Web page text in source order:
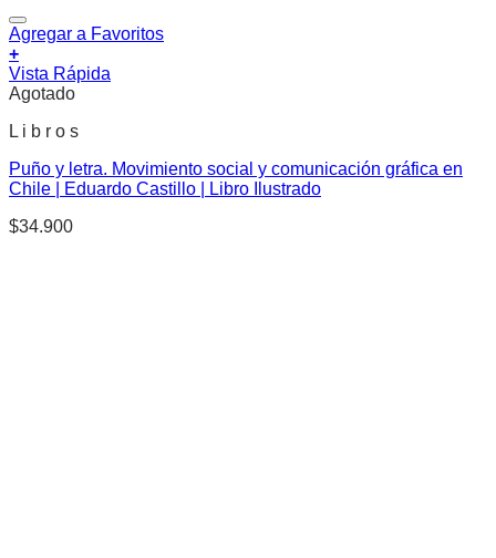
Agregar a Favoritos
+
Vista Rápida
Agotado
L i b r o s
Puño y letra. Movimiento social y comunicación gráfica en
Chile | Eduardo Castillo | Libro Ilustrado
$34.900